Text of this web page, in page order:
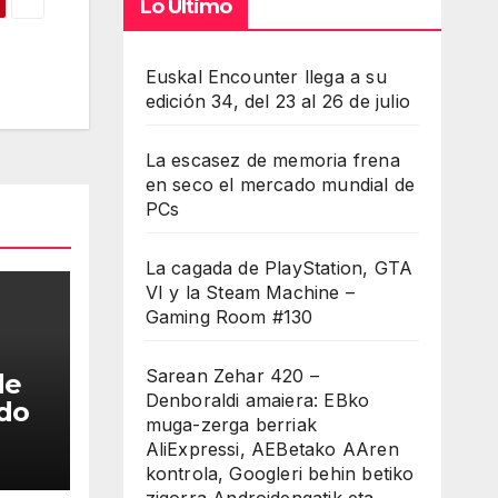
Lo Último
Euskal Encounter llega a su
edición 34, del 23 al 26 de julio
La escasez de memoria frena
en seco el mercado mundial de
PCs
La cagada de PlayStation, GTA
VI y la Steam Machine –
Gaming Room #130
Sarean Zehar 420 –
Denboraldi amaiera: EBko
muga-zerga berriak
AliExpressi, AEBetako AAren
kontrola, Googleri behin betiko